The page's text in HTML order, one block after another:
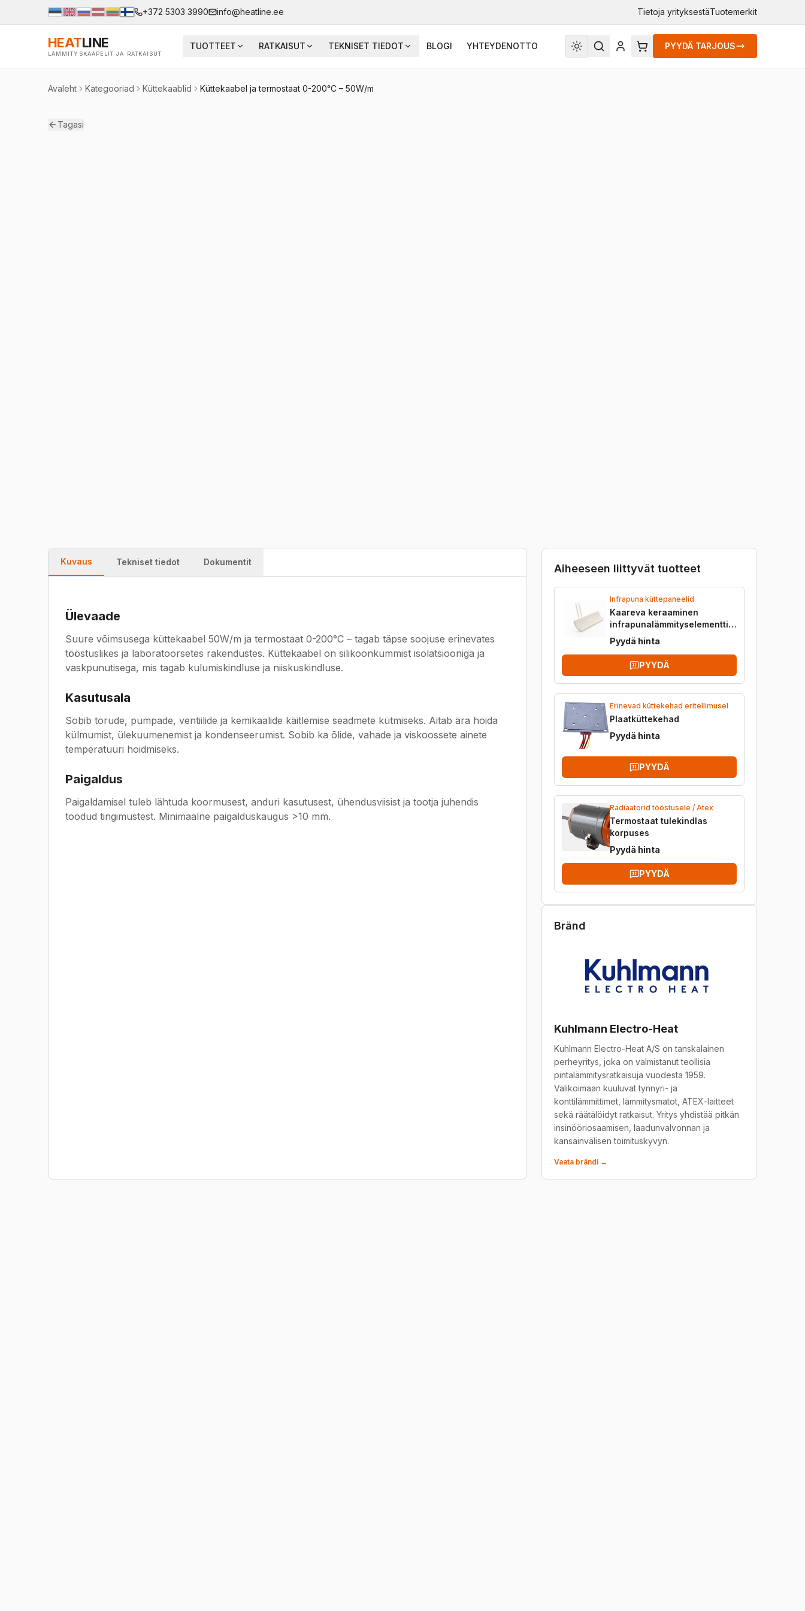
+372 5303 3990 info@heatline.ee Tietoja yrityksestäTuotemerkit
HEATLINE
LÄMMITYSKAAPELIT JA RATKAISUT
TUOTTEET RATKAISUT TEKNISET TIEDOT BLOGI YHTEYDENOTTO PYYDÄ TARJOUS
Avaleht Kategooriad Küttekaablid Küttekaabel ja termostaat 0-200°C – 50W/m
Tagasi
Kuvaus Tekniset tiedot Dokumentit
Ülevaade
Suure võimsusega küttekaabel 50W/m ja termostaat 0-200°C – tagab täpse soojuse erinevates
tööstuslikes ja laboratoorsetes rakendustes. Küttekaabel on silikoonkummist isolatsiooniga ja
vaskpunutisega, mis tagab kulumiskindluse ja niiskuskindluse.
Kasutusala
Sobib torude, pumpade, ventiilide ja kemikaalide käitlemise seadmete kütmiseks. Aitab ära hoida
külmumist, ülekuumenemist ja kondenseerumist. Sobib ka õlide, vahade ja viskoossete ainete
temperatuuri hoidmiseks.
Paigaldus
Paigaldamisel tuleb lähtuda koormusest, anduri kasutusest, ühendusviisist ja tootja juhendis
toodud tingimustest. Minimaalne paigalduskaugus >10 mm.
Aiheeseen liittyvät tuotteet
Infrapuna küttepaneelid
Kaareva keraaminen
infrapunalämmityselementti
FTE / HTE
Pyydä hinta
PYYDÄ
Erinevad küttekehad eritellimusel
Plaatküttekehad
Pyydä hinta
PYYDÄ
Radiaatorid tööstusele / Atex
Termostaat tulekindlas
korpuses
Pyydä hinta
PYYDÄ
Bränd
Kuhlmann Electro-Heat
Kuhlmann Electro-Heat A/S on tanskalainen
perheyritys, joka on valmistanut teollisia
pintalämmitysratkaisuja vuodesta 1959.
Valikoimaan kuuluvat tynnyri- ja
konttilämmittimet, lämmitysmatot, ATEX-laitteet
sekä räätälöidyt ratkaisut. Yritys yhdistää pitkän
insinööriosaamisen, laadunvalvonnan ja
kansainvälisen toimituskyvyn.
Vaata brändi →